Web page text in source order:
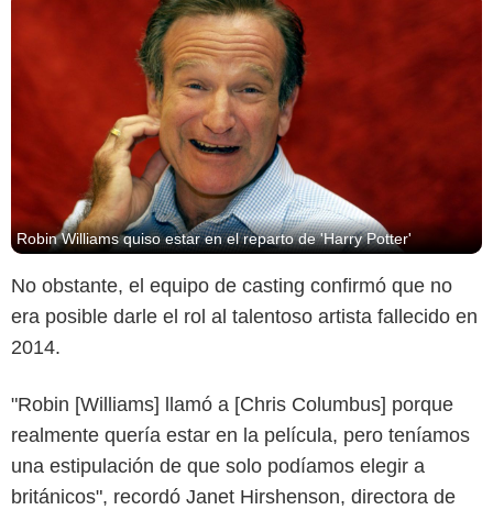
Robin Williams quiso estar en el reparto de 'Harry Potter'
No obstante, el equipo de casting confirmó que no
era posible darle el rol al talentoso artista fallecido en
2014.
"Robin [Williams] llamó a [Chris Columbus] porque
realmente quería estar en la película, pero teníamos
una estipulación de que solo podíamos elegir a
británicos", recordó Janet Hirshenson, directora de